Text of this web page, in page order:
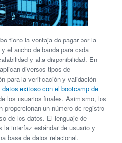
tiene la ventaja de pagar por la
el ancho de banda para cada
y alta disponibilidad. En
diversos tipos de
para la verificación y validación
exitoso con el bootcamp de
los usuarios finales. Asimismo, los
proporcionan un número de registro
de los datos. El lenguaje de
la interfaz estándar de usuario y
base de datos relacional.